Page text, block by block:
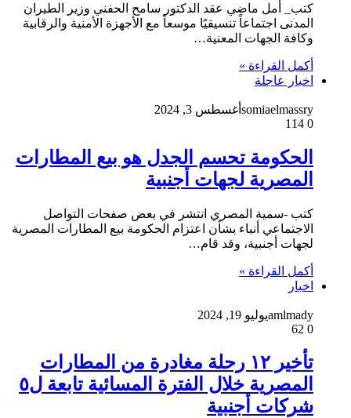
كتب_ أمل ماضي عقد الدكتور سامح الحفني وزير الطيران
المدنى اجتماعاً تنسيقيًا موسعاً مع الأجهزة الأمنية والرقابية
وكافة الجهات المعنية…
أكمل القراءة »
اخبار عاجلة
somiaelmassry أغسطس 3, 2024
0
الحكومة تحسم الجدل هو بيع المطارات
المصرية لجهات أجنبية
كتب -سمية المصري انتشر في بعض صفحات التواصل
الاجتماعي أنباء بشأن اعتزام الحكومة بيع المطارات المصرية
لجهات أجنبية، وقد قام…
أكمل القراءة »
اخبار
amlmadyيوليو 19, 2024
0
تأخير ١٢ رحلة مغادرة من المطارات
المصرية خلال الفترة المسائية تابعة ل٥
شركات أجنبية